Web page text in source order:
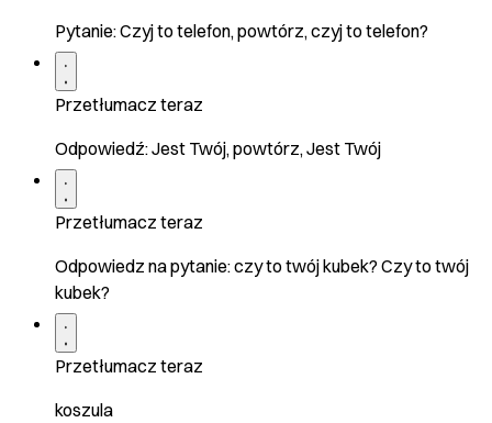
Pytanie: Czyj to telefon, powtórz, czyj to telefon?
Przetłumacz teraz
Odpowiedź: Jest Twój, powtórz, Jest Twój
Przetłumacz teraz
Odpowiedz na pytanie: czy to twój kubek? Czy to twój
kubek?
Przetłumacz teraz
koszula